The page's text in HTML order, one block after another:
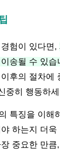
험이 있다면,
송될 수 있습
후의 절차에
중히 행동하
특징을 이해
하는지 더욱
중요한 만